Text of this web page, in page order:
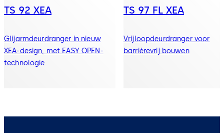
TS 92 XEA
Glijarmdeurdranger in nieuw
XEA-design, met EASY OPEN-
technologie
TS 97 FL XEA
Vrijloopdeurdranger voor
barrièrevrij bouwen